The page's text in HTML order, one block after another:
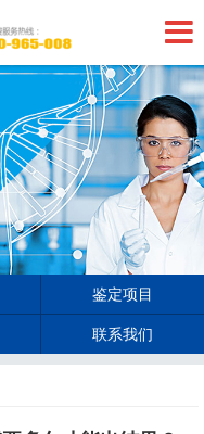
鉴定项目
联系我们